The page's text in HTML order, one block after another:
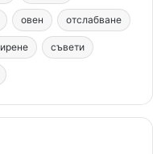
b
g
r
m
m
овен отслабване
съвети